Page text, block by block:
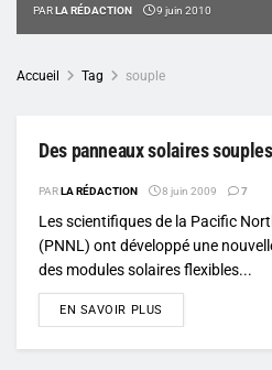
PARLA RÉDACTION 9 juin 2010
Accueil Tag souple
Des panneaux solaires
PARLA RÉDACTION 8 juin 2009 7
Les scientifiques de la Pacific
(PNNL) ont développé une
des modules solaires flexibles...
EN SAVOIR PLUS